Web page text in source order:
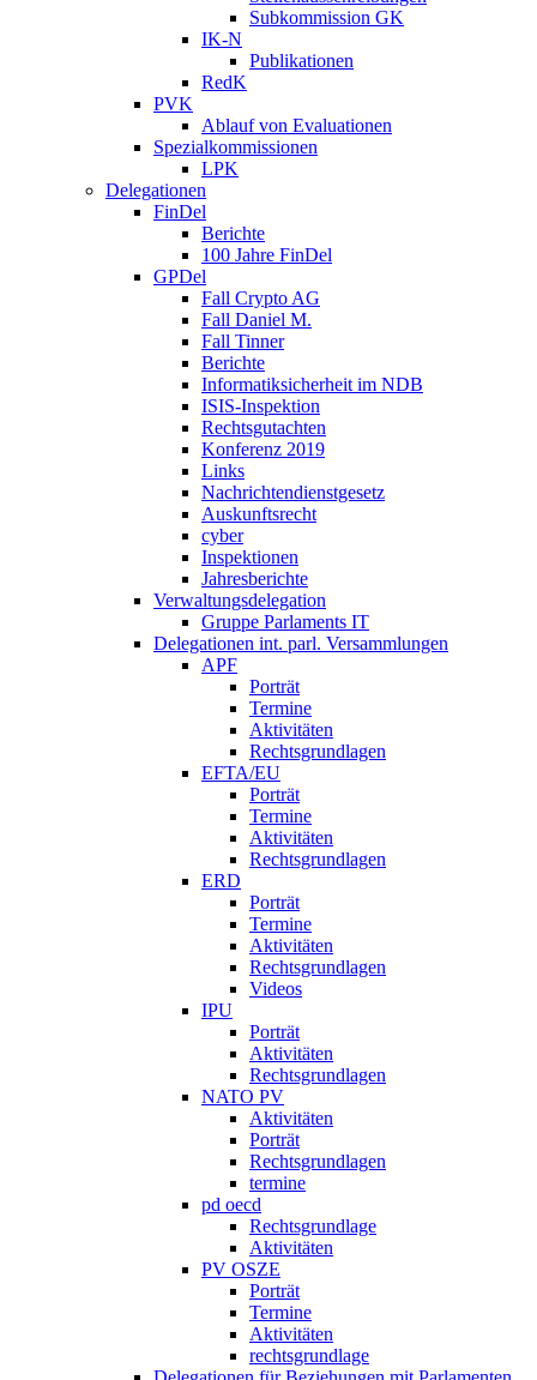
Subkommission GK
IK-N
Publikationen
RedK
PVK
Ablauf von Evaluationen
Spezialkommissionen
LPK
Delegationen
FinDel
Berichte
100 Jahre FinDel
GPDel
Fall Crypto AG
Fall Daniel M.
Fall Tinner
Berichte
Informatiksicherheit ­im NDB
ISIS-Inspektion
Rechtsgutachten
Konferenz 2019
Links
Nachrichtendienstgesetz
Auskunftsrecht
cyber
Inspektionen
Jahresberichte
Verwaltungsdelegation
Gruppe Parlaments IT
Delegationen int. parl. Versammlungen
APF
Porträt
Termine
Aktivitäten
Rechtsgrundlagen
EFTA/EU
Porträt
Termine
Aktivitäten
Rechtsgrundlagen
ERD
Porträt
Termine
Aktivitäten
Rechtsgrundlagen
Videos
IPU
Porträt
Aktivitäten
Rechtsgrundlagen
NATO PV
Aktivitäten
Porträt
Rechtsgrundlagen
termine
pd oecd
Rechtsgrundlage
Aktivitäten
PV OSZE
Porträt
Termine
Aktivitäten
rechtsgrundlage